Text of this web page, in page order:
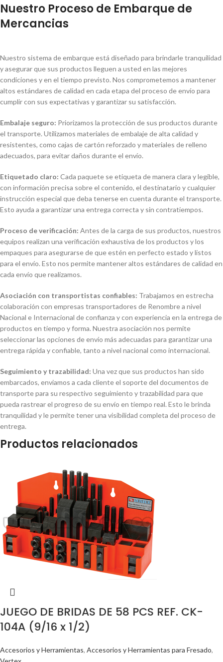
Nuestro Proceso de Embarque de
Mercancias
Nuestro sistema de embarque está diseñado para brindarle tranquilidad
y asegurar que sus productos lleguen a usted en las mejores
condiciones y en el tiempo previsto. Nos comprometemos a mantener
altos estándares de calidad en cada etapa del proceso de envío para
cumplir con sus expectativas y garantizar su satisfacción.
Embalaje seguro: Priorizamos la protección de sus productos durante
el transporte. Utilizamos materiales de embalaje de alta calidad y
resistentes, como cajas de cartón reforzado y materiales de relleno
adecuados, para evitar daños durante el envío.
Etiquetado claro: Cada paquete se etiqueta de manera clara y legible,
con información precisa sobre el contenido, el destinatario y cualquier
instrucción especial que deba tenerse en cuenta durante el transporte.
Esto ayuda a garantizar una entrega correcta y sin contratiempos.
Proceso de verificación: Antes de la carga de sus productos, nuestros
equipos realizan una verificación exhaustiva de los productos y los
empaques para asegurarse de que estén en perfecto estado y listos
para el envío. Esto nos permite mantener altos estándares de calidad en
cada envío que realizamos.
Asociación con transportistas confiables: Trabajamos en estrecha
colaboración con empresas transportadores de Renombre a nivel
Nacional e Internacional de confianza y con experiencia en la entrega de
productos en tiempo y forma. Nuestra asociación nos permite
seleccionar las opciones de envío más adecuadas para garantizar una
entrega rápida y confiable, tanto a nivel nacional como internacional.
Seguimiento y trazabilidad: Una vez que sus productos han sido
embarcados, enviamos a cada cliente el soporte del documentos de
transporte para su respectivo seguimiento y trazabilidad para que
pueda rastrear el progreso de su envío en tiempo real. Esto le brinda
tranquilidad y le permite tener una visibilidad completa del proceso de
entrega.
Productos relacionados
JUEGO DE BRIDAS DE 58 PCS REF. CK-
104A (9/16 x 1/2)
Accesorios y Herramientas, Accesorios y Herramientas para Fresado,